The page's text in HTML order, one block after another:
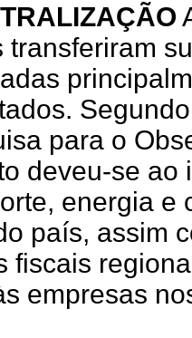
transferiram
para o
deveu-se ao
energia e
país, assim
fiscais
empresas